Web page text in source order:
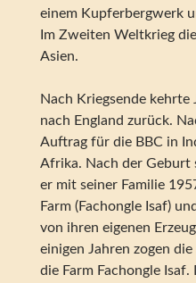
einem Kupferbergwerk
Im Zweiten Weltkrieg
Asien.
Nach Kriegsende kehrte
nach England zurück.
Auftrag für die BBC in
Afrika. Nach der Geburt
er mit seiner Familie
Farm (Fachongle Isaf)
von ihren eigenen
einigen Jahren zogen
die Farm Fachongle